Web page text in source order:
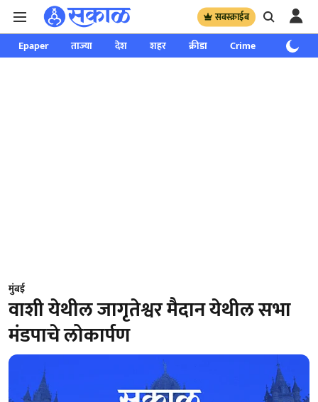
सबस्क्राईब
Epaper ताज्या देश शहर क्रीडा Crime साप्ताहिक
मुंबई
वाशी येथील जागृतेश्वर मैदान येथील सभा
मंडपाचे लोकार्पण